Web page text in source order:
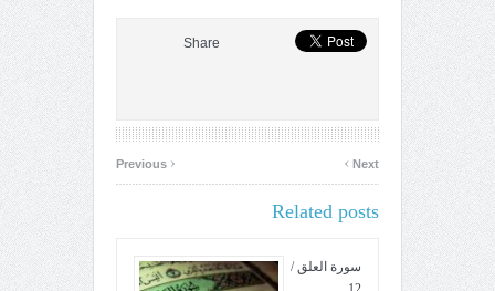
Share
‹ Next
›
Related posts
سورة العلق /